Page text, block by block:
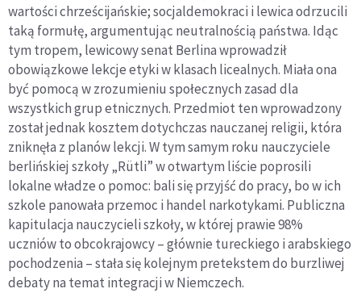
wartości chrześcijańskie; socjaldemokraci i lewica odrzucili
taką formułę, argumentując neutralnością państwa. Idąc
tym tropem, lewicowy senat Berlina wprowadził
obowiązkowe lekcje etyki w klasach licealnych. Miała ona
być pomocą w zrozumieniu społecznych zasad dla
wszystkich grup etnicznych. Przedmiot ten wprowadzony
został jednak kosztem dotychczas nauczanej religii, która
zniknęła z planów lekcji. W tym samym roku nauczyciele
berlińskiej szkoły „Rütli” w otwartym liście poprosili
lokalne władze o pomoc: bali się przyjść do pracy, bo w ich
szkole panowała przemoc i handel narkotykami. Publiczna
kapitulacja nauczycieli szkoły, w której prawie 98%
uczniów to obcokrajowcy – głównie tureckiego i arabskiego
pochodzenia – stała się kolejnym pretekstem do burzliwej
debaty na temat integracji w Niemczech.